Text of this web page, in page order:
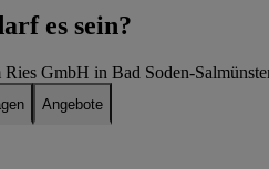
es sein?
GmbH in Bad Soden-
Angebote